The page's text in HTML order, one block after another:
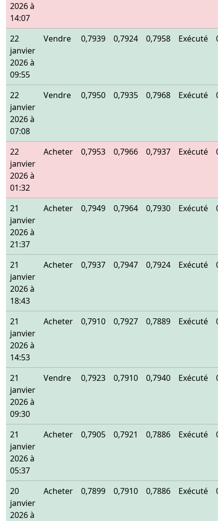
2026 à
14:07
22
janvier
2026 à
09:55
Vendre 0,7939 0,7924 0,7958 Exécuté
22
janvier
2026 à
07:08
Vendre 0,7950 0,7935 0,7968 Exécuté
22
janvier
2026 à
01:32
Acheter 0,7953 0,7966 0,7937 Exécuté
21
janvier
2026 à
21:37
Acheter 0,7949 0,7964 0,7930 Exécuté
21
janvier
2026 à
18:43
Acheter 0,7937 0,7947 0,7924 Exécuté
21
janvier
2026 à
14:53
Acheter 0,7910 0,7927 0,7889 Exécuté
21
janvier
2026 à
09:30
Vendre 0,7923 0,7910 0,7940 Exécuté
21
janvier
2026 à
05:37
Acheter 0,7905 0,7921 0,7886 Exécuté
20
janvier
2026 à
Acheter 0,7899 0,7910 0,7886 Exécuté